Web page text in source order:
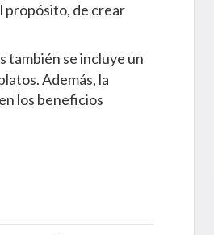
propósito, de crear
también se incluye un
Además, la
los beneficios